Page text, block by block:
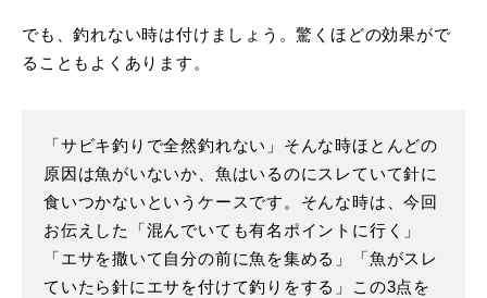
でも、釣れない時は付けましょう。驚くほどの効果がで
ることもよくあります。
「サビキ釣りで全然釣れない」そんな時ほとんどの
原因は魚がいないか、魚はいるのにスレていて針に
食いつかないというケースです。そんな時は、今回
お伝えした「混んでいても有名ポイントに行く」
「エサを撒いて自分の前に魚を集める」「魚がスレ
ていたら針にエサを付けて釣りをする」この3点を